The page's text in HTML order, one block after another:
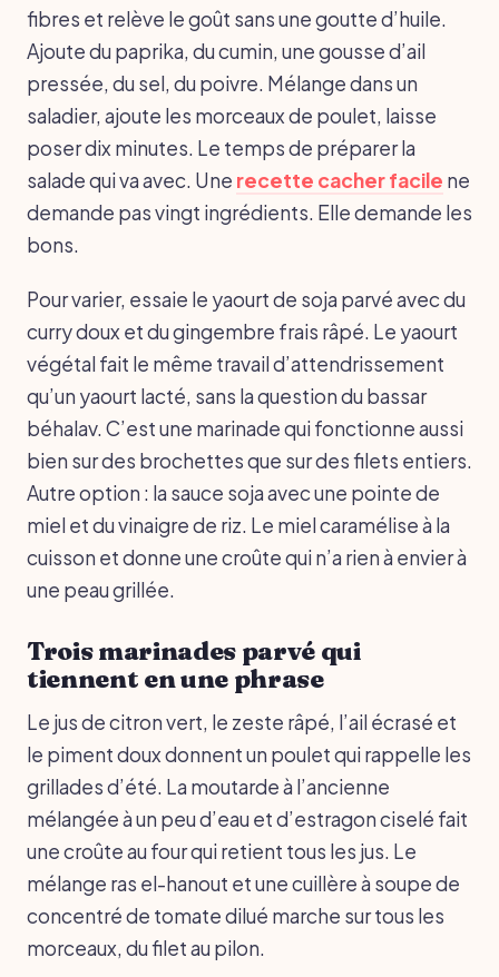
fibres et relève le goût sans une goutte d’huile.
Ajoute du paprika, du cumin, une gousse d’ail
pressée, du sel, du poivre. Mélange dans un
saladier, ajoute les morceaux de poulet, laisse
poser dix minutes. Le temps de préparer la
salade qui va avec. Une recette cacher facile ne
demande pas vingt ingrédients. Elle demande les
bons.
Pour varier, essaie le yaourt de soja parvé avec du
curry doux et du gingembre frais râpé. Le yaourt
végétal fait le même travail d’attendrissement
qu’un yaourt lacté, sans la question du bassar
béhalav. C’est une marinade qui fonctionne aussi
bien sur des brochettes que sur des filets entiers.
Autre option : la sauce soja avec une pointe de
miel et du vinaigre de riz. Le miel caramélise à la
cuisson et donne une croûte qui n’a rien à envier à
une peau grillée.
Trois marinades parvé qui
tiennent en une phrase
Le jus de citron vert, le zeste râpé, l’ail écrasé et
le piment doux donnent un poulet qui rappelle les
grillades d’été. La moutarde à l’ancienne
mélangée à un peu d’eau et d’estragon ciselé fait
une croûte au four qui retient tous les jus. Le
mélange ras el-hanout et une cuillère à soupe de
concentré de tomate dilué marche sur tous les
morceaux, du filet au pilon.